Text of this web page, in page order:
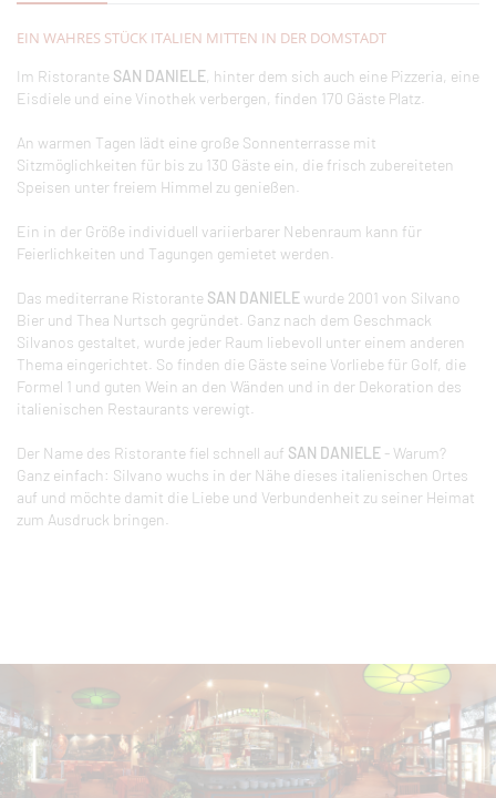
EIN WAHRES STÜCK ITALIEN MITTEN IN DER DOMSTADT
Im Ristorante SAN DANIELE , hinter dem sich auch eine Pizzeria, eine
Eisdiele und eine Vinothek verbergen, finden 170 Gäste Platz.
An warmen Tagen lädt eine große Sonnenterrasse mit
Sitzmöglichkeiten für bis zu 130 Gäste ein, die frisch zubereiteten
Speisen unter freiem Himmel zu genießen.
Ein in der Größe individuell variierbarer Nebenraum kann für
Feierlichkeiten und Tagungen gemietet werden.
Das mediterrane Ristorante SAN DANIELE wurde 2001 von Silvano
Bier und Thea Nurtsch gegründet. Ganz nach dem Geschmack
Silvanos gestaltet, wurde jeder Raum liebevoll unter einem anderen
Thema eingerichtet. So finden die Gäste seine Vorliebe für Golf, die
Formel 1 und guten Wein an den Wänden und in der Dekoration des
italienischen Restaurants verewigt.
Der Name des Ristorante fiel schnell auf SAN DANIELE - Warum?
Ganz einfach: Silvano wuchs in der Nähe dieses italienischen Ortes
auf und möchte damit die Liebe und Verbundenheit zu seiner Heimat
zum Ausdruck bringen.